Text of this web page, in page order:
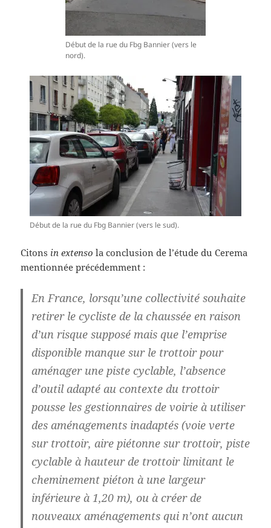
Début de la rue du Fbg Bannier (vers le
nord).
Début de la rue du Fbg Bannier (vers le sud).
Citons in extenso la conclusion de l’étude du Cerema
mentionnée précédemment :
En France, lorsqu’une collectivité souhaite
retirer le cycliste de la chaussée en raison
d’un risque supposé mais que l’emprise
disponible manque sur le trottoir pour
aménager une piste cyclable, l’absence
d’outil adapté au contexte du trottoir
pousse les gestionnaires de voirie à utiliser
des aménagements inadaptés (voie verte
sur trottoir, aire piétonne sur trottoir, piste
cyclable à hauteur de trottoir limitant le
cheminement piéton à une largeur
inférieure à 1,20 m), ou à créer de
nouveaux aménagements qui n’ont aucun